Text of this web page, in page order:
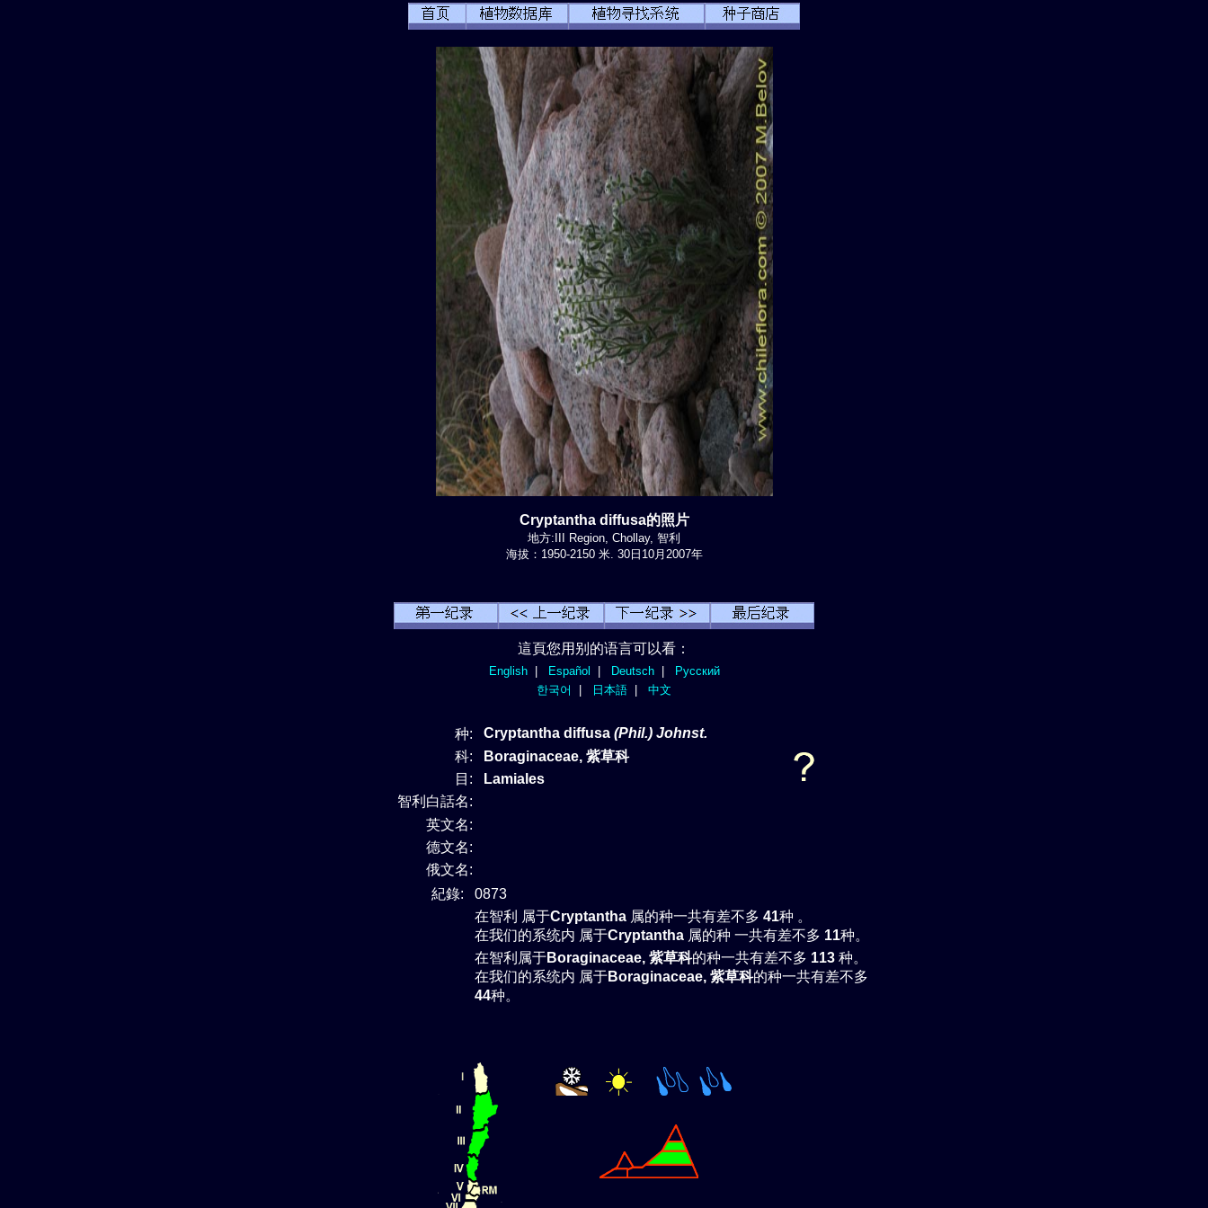
Cryptantha diffusa的照片
地方:III Region, Chollay, 智利
海拔：1950-2150 米. 30日10月2007年
這頁您用别的语言可以看：
English| Español Deutsch|
Русский
한국어
日本語 中文
种: Cryptantha diffusa (Phil.) Johnst.
科:
Boraginaceae, 紫草科
目:
Lamiales
智利白話名:
英文名:
德文名:
俄文名:
紀錄:
0873
在智利 属于Cryptantha 属的种一共有差不多 41种 。
在我们的系统内 属于Cryptantha 属的种 一共有差不多 11种。
在智利属于Boraginaceae, 紫草科的种一共有差不多 113 种。
在我们的系统内 属于Boraginaceae, 紫草科的种一共有差不多
44种。